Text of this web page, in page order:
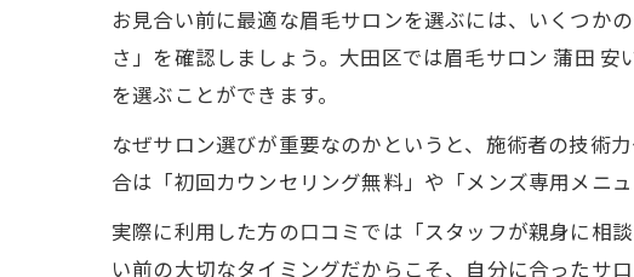
お見合い前に最適な眉毛サロンを選ぶには、いくつか
さ」を確認しましょう。大田区では眉毛サロン 蒲田
を選ぶことができます。
なぜサロン選びが重要なのかというと、施術者の技術
合は「初回カウンセリング無料」や「メンズ専用メニ
実際に利用した方の口コミでは「スタッフが親身に相
い前の大切なタイミングだからこそ、自分に合ったサ